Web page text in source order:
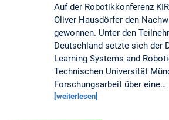
Auf der Robotikkonferenz
Oliver Hausdörfer den
gewonnen. Unter den
Deutschland setzte sich der
Learning Systems and
Technischen Universität
Forschungsarbeit über eine…
[weiterlesen]